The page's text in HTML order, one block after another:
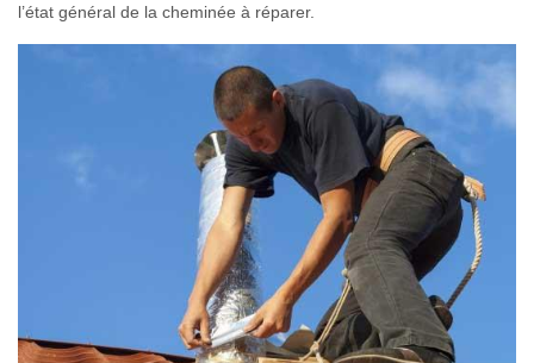
l’état général de la cheminée à réparer.